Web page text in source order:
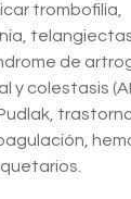
trombofilia,
de
y colestasis